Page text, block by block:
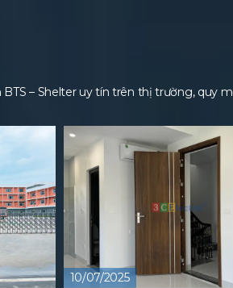
BTS – Shelter uy tín trên thị trường, quy
10/07/2025